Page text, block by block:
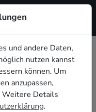
und andere Daten,
nutzen kannst
können. Um
anzupassen,
Weitere Details
.